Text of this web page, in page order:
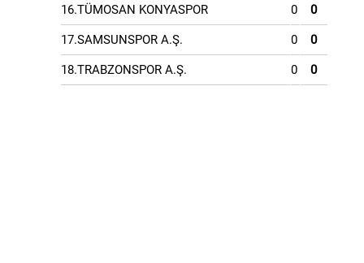
16.TÜMOSAN KONYASPOR 0 0
17.SAMSUNSPOR A.Ş. 0 0
18.TRABZONSPOR A.Ş. 0 0